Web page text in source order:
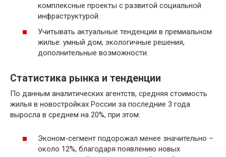
комплексные проекты с развитой социальной
инфраструктурой.
Учитывать актуальные тенденции в премиальном
жилье: умный дом, экологичные решения,
дополнительные возможности.
Статистика рынка и тенденции
По данным аналитических агентств, средняя стоимость
жилья в новостройках России за последние 3 года
выросла в среднем на 20%, при этом:
Эконом-сегмент подорожал менее значительно –
около 12%, благодаря появлению новых